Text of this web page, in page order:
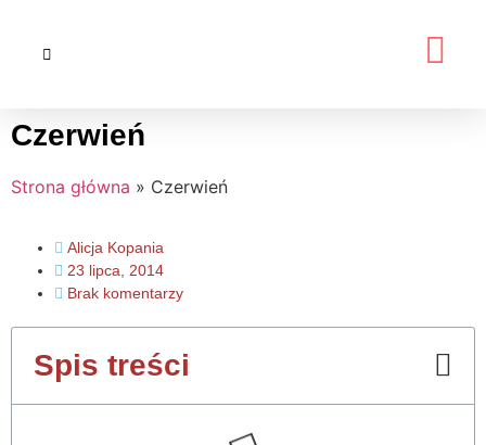
Czerwień
Strona główna » Czerwień
Alicja Kopania
23 lipca, 2014
Brak komentarzy
Spis treści